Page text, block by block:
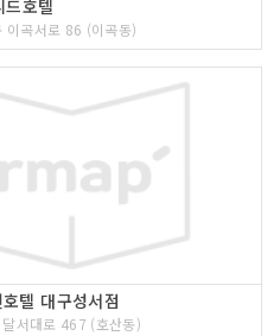
드호텔
이곡서로 86 (이곡동)
텔 대구성서점
서대로 467 (호산동)